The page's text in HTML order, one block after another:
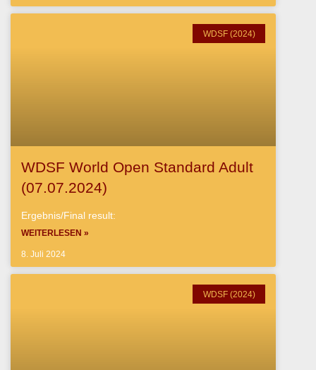
WDSF (2024)
WDSF World Open Standard Adult
(07.07.2024)
Ergebnis/Final result:
WEITERLESEN »
8. Juli 2024
WDSF (2024)